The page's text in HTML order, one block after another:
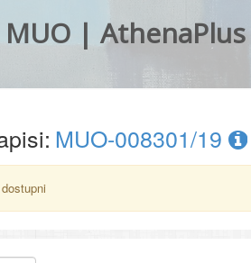
MUO | AthenaPlus
MUO-008301/19